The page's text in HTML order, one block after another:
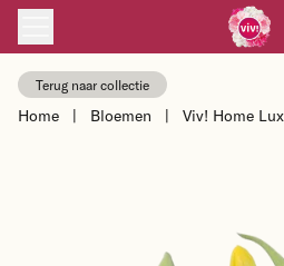
Skip to content
Terug naar collectie
Home | Bloemen |
Viv! Home